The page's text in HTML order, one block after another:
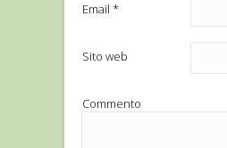
Email *
Sito web
Commento